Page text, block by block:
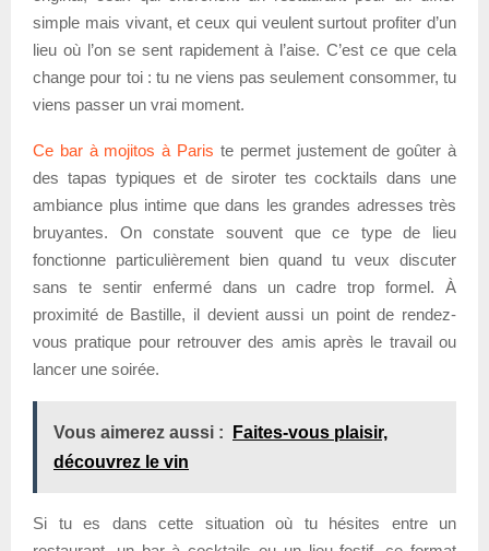
simple mais vivant, et ceux qui veulent surtout profiter d’un
lieu où l’on se sent rapidement à l’aise. C’est ce que cela
change pour toi : tu ne viens pas seulement consommer, tu
viens passer un vrai moment.
Ce bar à mojitos à Paris te permet justement de goûter à
des tapas typiques et de siroter tes cocktails dans une
ambiance plus intime que dans les grandes adresses très
bruyantes. On constate souvent que ce type de lieu
fonctionne particulièrement bien quand tu veux discuter
sans te sentir enfermé dans un cadre trop formel. À
proximité de Bastille, il devient aussi un point de rendez-
vous pratique pour retrouver des amis après le travail ou
lancer une soirée.
Vous aimerez aussi :
Faites-vous plaisir,
découvrez le vin
Si tu es dans cette situation où tu hésites entre un